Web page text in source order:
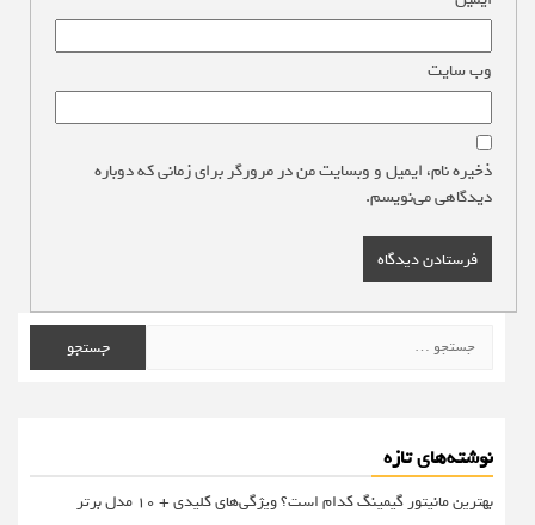
وب‌ سایت
ذخیره نام، ایمیل و وبسایت من در مرورگر برای زمانی که دوباره
دیدگاهی می‌نویسم.
برای:
نوشته‌های تازه
بهترین مانیتور گیمینگ کدام است؟ ویژگی‌های کلیدی + 10 مدل برتر